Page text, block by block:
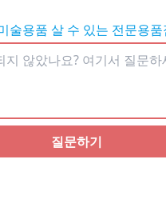
술용품 살 수 있는 전문용
질문하기